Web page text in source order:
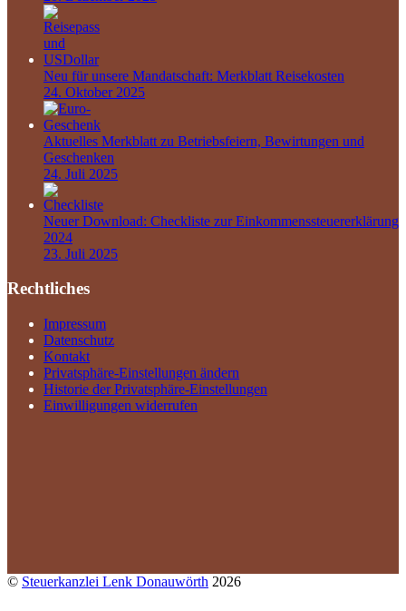
Neu für unsere Mandatschaft: Merkblatt Reisekosten
24. Oktober 2025
Aktuelles Merkblatt zu Betriebsfeiern, Bewirtungen und
Geschenken
24. Juli 2025
Neuer Download: Checkliste zur Einkommenssteuererklärung
2024
23. Juli 2025
Rechtliches
Impressum
Datenschutz
Kontakt
Privatsphäre-Einstellungen ändern
Historie der Privatsphäre-Einstellungen
Einwilligungen widerrufen
© Steuerkanzlei Lenk Donauwörth 2026